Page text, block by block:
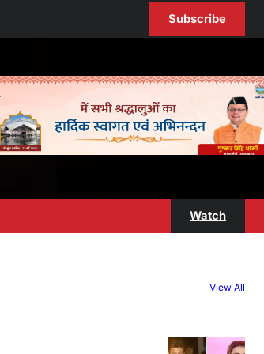
Subscribe
Watch
View All